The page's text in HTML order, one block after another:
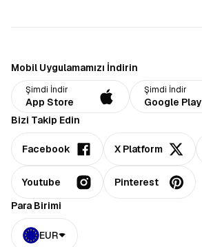
Mobil Uygulamamızı İndirin
Şimdi İndir
App Store
Şimdi İndir
Google Play
Bizi Takip Edin
Facebook X Platform
Youtube
Pinterest
Para Birimi
EUR